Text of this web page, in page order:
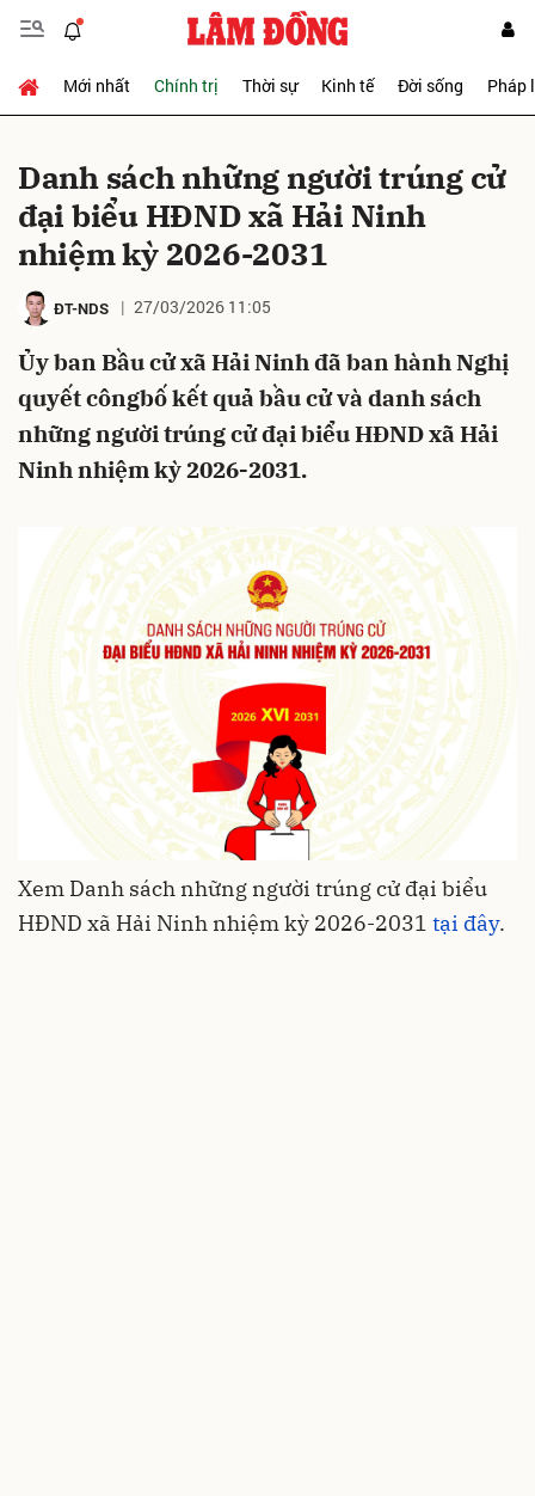
Mới nhất Chính trị Thời sự Kinh tế Đời sống Pháp
Danh sách những người trúng cử
đại biểu HĐND xã Hải Ninh
nhiệm kỳ 2026-2031
ĐT-NDS 27/03/2026 11:05
Ủy ban Bầu cử xã Hải Ninh đã ban hành Nghị
quyết côngbố kết quả bầu cử và danh sách
những người trúng cử đại biểu HĐND xã Hải
Ninh nhiệm kỳ 2026-2031.
Xem Danh sách những người trúng cử đại biểu
HĐND xã Hải Ninh nhiệm kỳ 2026-2031 tại đây.
Gửi bình luận
Hủy Gửi